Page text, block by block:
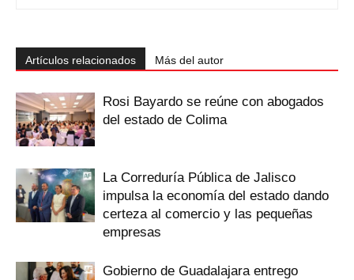
Artículos relacionados Más del autor
Rosi Bayardo se reúne con abogados
del estado de Colima
La Correduría Pública de Jalisco
impulsa la economía del estado dando
certeza al comercio y las pequeñas
empresas
Gobierno de Guadalajara entrego